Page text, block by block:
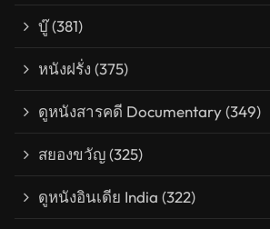
บู๊(381)
หนังฝรั่ง (375)
ดูหนังสารคดี Documentary(349)
สยองขวัญ(325)
ดูหนังอินเดีย India (322)